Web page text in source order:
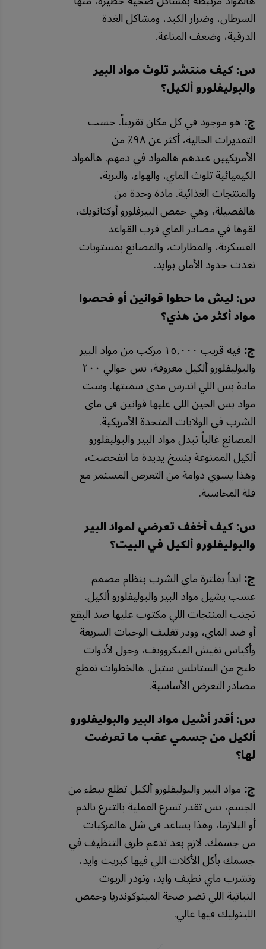
السرطان، وضرار الكبد، ومشاكل الغدة
الدرقية، وضعف المناعة.
س: كيف منتشر تلوث مواد البير
والبوليفلورو ألكيل؟
ج:هو موجود في كل مكان تقريباً. حسب
التقديرات الحالية، أكثر عن ٩٨٪ من
الأمريكيين عندهم هالمواد في دمهم. هالمواد
الكيميائية تلوث الماي، والهواء، والتربة،
والمنتجات الغذائية. مادة وحدة من
هالفصيلة، وهي حمض البيرفلورو أوكتانويك،
لقوها في مصادر الماي قرب القواعد
العسكرية، والمطارات، والمصانع بمستويات
تعدت حدود الأمان بوايد.
س: ليش ما حطوا قوانين أو فحصوا
مواد أكثر من هذي؟
ج:
فيه قريب ١٥,٠٠٠ مركب من مواد البير
والبوليفلورو ألكيل معروفة، بس حوالي ٢٠٠
مادة بس اللي اندرس مدى سميتها. وست
مواد بس الحين اللي عليها قوانين في ماي
الشرب في الولايات المتحدة الأمريكية.
المصانع غالباً تبدل مواد البير والبوليفلورو
ألكيل الممنوعة بنسخ يديدة ما انفحصت،
وهذا يسوي دوامة من التعرض المستمر مع
قلة المحاسبة.
س: كيف أخفف تعرضي لمواد البير
والبوليفلورو ألكيل في البيت؟
ج:ابدأ بفلترة ماي الشرب بنظام مصمم
عسب يشيل مواد البير والبوليفلورو ألكيل.
تجنب المنتجات اللي مكتوب عليها ضد البقع
أو ضد الماي، وودر تغليف الوجبات السريعة
وأكياس نفيش الميكروويف، وحول لأدوات
طبخ من الستانلس ستيل. هالخطوات تقطع
مصادر التعرض الأساسية.
س: أقدر أشيل مواد البير والبوليفلورو
ألكيل من جسمي عقب ما تعرضت
لها؟
ج:مواد البير والبوليفلورو ألكيل تطلع ببطء من
الجسم، بس تقدر تسرع العملية بالتبرع بالدم
أو البلازما، وهذا يساعد في شل هالمركبات
من جسمك. لازم بعد تدعم طرق التنظيف في
جسمك بأكل الأكلات اللي فيها كبريت وايد،
وتشرب ماي نظيف وايد، وتودر الزيوت
النباتية اللي تضر صحة الميتوكوندريا وحمض
اللينوليك فيها عالي.